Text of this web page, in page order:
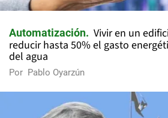
Automatización
Vivir en un
reducir hasta 50% el gasto
del agua
Por Pablo Oyarzún